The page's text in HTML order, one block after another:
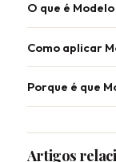
O que é
Como aplicar
Porque é que
Artigos